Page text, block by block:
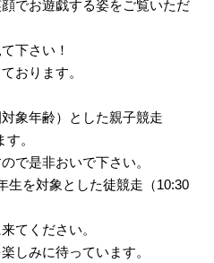
でお遊戯する姿をご覧いただ
下さい！
おります。
象年齢）とした親子競走
。
で是非おいで下さい。
生を対象とした徒競走（10:30
てください。
しみに待っています。